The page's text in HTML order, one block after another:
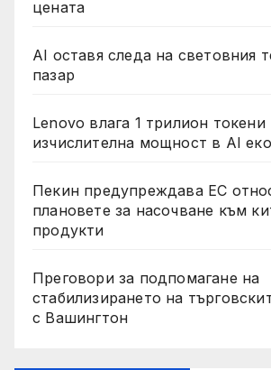
цената
AI оставя следа на световния
пазар
Lenovo влага 1 трилион токени
изчислителна мощност в AI
Пекин предупреждава ЕС
плановете за насочване към
продукти
Преговори за подпомагане на
стабилизирането на
с Вашингтон